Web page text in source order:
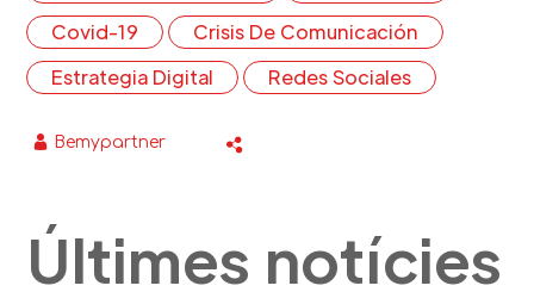
Covid-19
Crisis De Comunicación
Estrategia Digital
Redes Sociales
Bemypartner
Últimes notícies